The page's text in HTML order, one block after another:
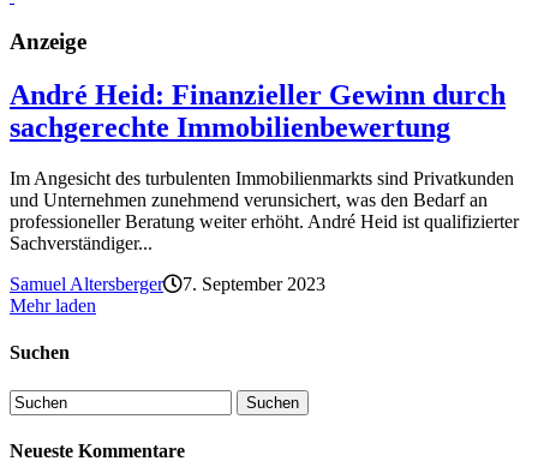
Anzeige
André Heid: Finanzieller Gewinn durch
sachgerechte Immobilienbewertung
Im Angesicht des turbulenten Immobilienmarkts sind Privatkunden
und Unternehmen zunehmend verunsichert, was den Bedarf an
professioneller Beratung weiter erhöht. André Heid ist qualifizierter
Sachverständiger...
Samuel Altersberger
7. September 2023
Mehr laden
Suchen
Neueste Kommentare